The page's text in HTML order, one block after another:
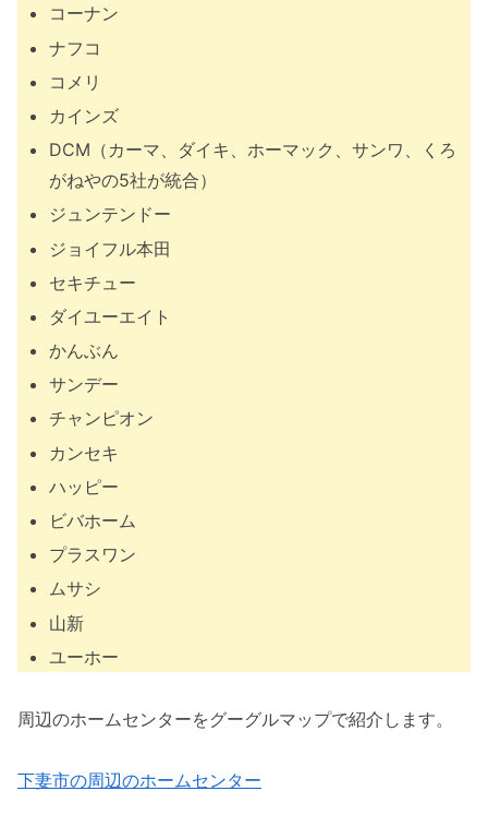
コーナン
ナフコ
コメリ
カインズ
DCM（カーマ、ダイキ、ホーマック、サンワ、くろ
がねやの5社が統合）
ジュンテンドー
ジョイフル本田
セキチュー
ダイユーエイト
かんぶん
サンデー
チャンピオン
カンセキ
ハッピー
ビバホーム
プラスワン
ムサシ
山新
ユーホー
周辺のホームセンターをグーグルマップで紹介します。
下妻市の周辺のホームセンター